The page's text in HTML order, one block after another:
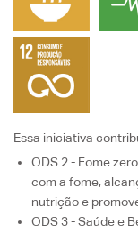
Essa iniciativa
ODS 2 - Fome
com a fome,
nutrição e
ODS 3 - Saúde e